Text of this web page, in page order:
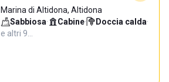
Marina di Altidona, Altidona
Sabbiosa· Cabine· Doccia calda·
e altri 9…